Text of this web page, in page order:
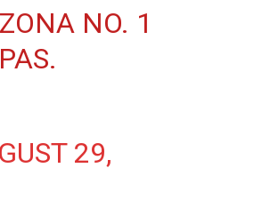
NO. 1
29,